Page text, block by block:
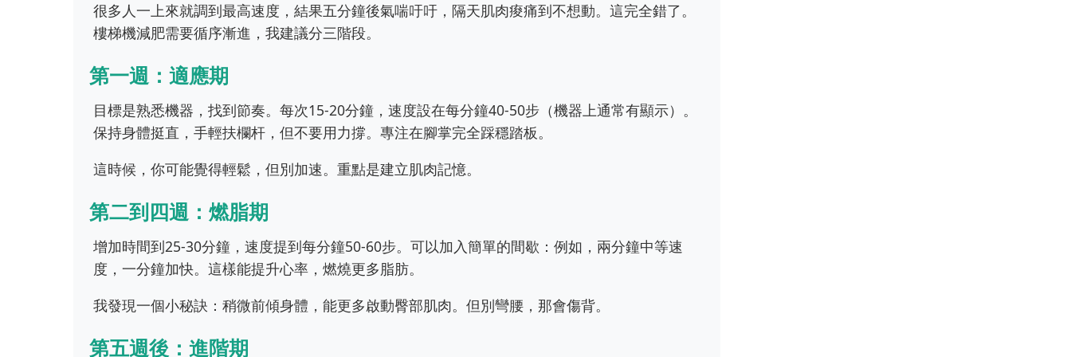
很多人一上來就調到最高速度，結果五分鐘後氣喘吁吁，隔天肌肉痠痛到不想動。這完全錯了。
樓梯機減肥需要循序漸進，我建議分三階段。
第一週：適應期
目標是熟悉機器，找到節奏。每次15-20分鐘，速度設在每分鐘40-50步（機器上通常有顯示）。
保持身體挺直，手輕扶欄杆，但不要用力撐。專注在腳掌完全踩穩踏板。
這時候，你可能覺得輕鬆，但別加速。重點是建立肌肉記憶。
第二到四週：燃脂期
增加時間到25-30分鐘，速度提到每分鐘50-60步。可以加入簡單的間歇：例如，兩分鐘中等速
度，一分鐘加快。這樣能提升心率，燃燒更多脂肪。
我發現一個小秘訣：稍微前傾身體，能更多啟動臀部肌肉。但別彎腰，那會傷背。
第五週後：進階期